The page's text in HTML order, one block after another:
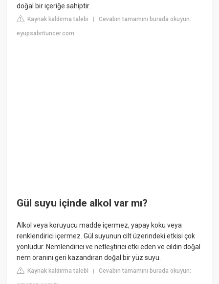
doğal bir içeriğe sahiptir.
Kaynak kaldırma talebi |Cevabın tamamını burada okuyun:
eyupsabrituncer.com
Gül suyu içinde alkol var mı?
Alkol veya koruyucu madde içermez, yapay koku veya
renklendirici içermez. Gül suyunun cilt üzerindeki etkisi çok
yönlüdür. Nemlendirici ve netleştirici etki eden ve cildin doğal
nem oranını geri kazandıran doğal bir yüz suyu.
Kaynak kaldırma talebi |Cevabın tamamını burada okuyun: